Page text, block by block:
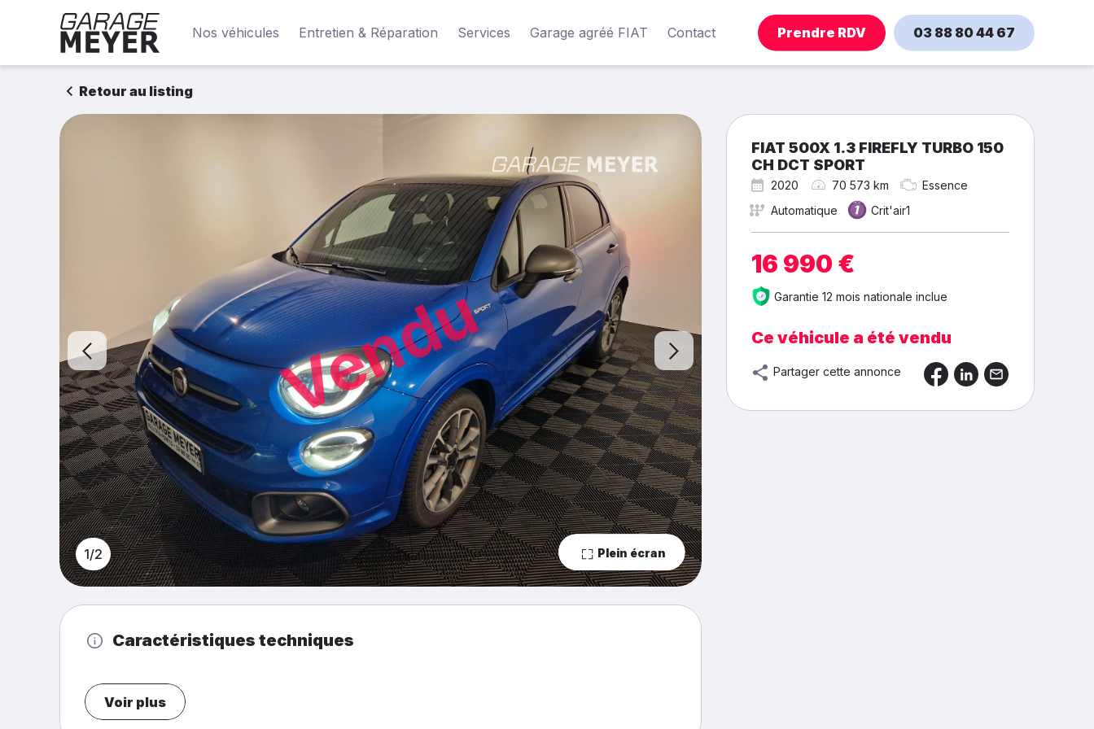
Nos véhicules Entretien & Réparation Services Garage agréé FIAT Contact Prendre RDV 03 88 80 44 67
Retour au listing
FIAT 500X 1.3 FIREFLY TURBO 150
CH DCT SPORT
2020 70 573 km
Essence
Automatique
Crit'air1
16 990 €
Garantie 12 mois nationale inclue
Ce véhicule a été vendu
Partager cette annonce
Plein écran
1/2
Vendu
Caractéristiques techniques
Voir plus